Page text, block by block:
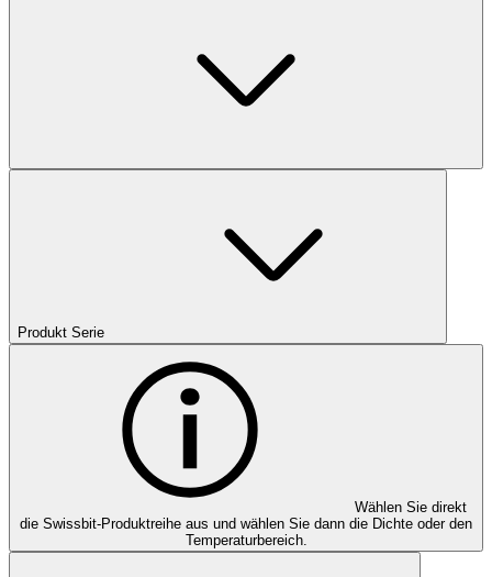
Produkt Serie
Wählen Sie direkt
die Swissbit-Produktreihe aus und wählen Sie dann die Dichte oder den
Temperaturbereich.